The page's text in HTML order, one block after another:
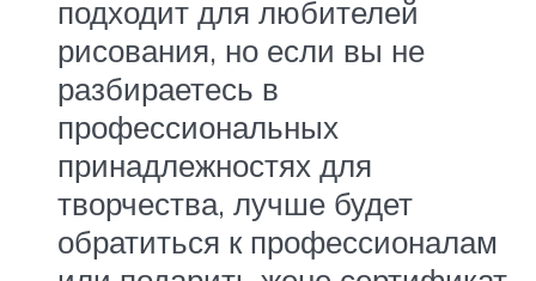
подходит для любителей
рисования, но если вы не
разбираетесь в
профессиональных
принадлежностях для
творчества, лучше будет
обратиться к профессионалам